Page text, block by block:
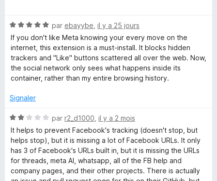
e
b
o
o
k
C
o
é
5
s
u
r
5
N
o
t
é
5
s
r
par ebayybe il y a 25 jours
If you don't like Meta knowing your every move on the
internet, this extension is a must-install. It blocks hidden
trackers and "Like" buttons scattered all over the web. Now,
the social network only sees what happens inside its
container, rather than my entire browsing history.
Signaler
N
o
t
é
2
s
u
par r2_d1000 il y a 2 mois
It helps to prevent Facebook's tracking (doesn't stop, but
helps stop), but it is missing a lot of Facebook URLs. It only
has 3 of Facebook's URLs built in, but it is missing the URLs
for threads, meta AI, whatsapp, all of the FB help and
company pages, and their other projects. There is actually